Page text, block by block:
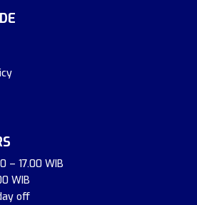
– 17.00 WIB
WIB
off